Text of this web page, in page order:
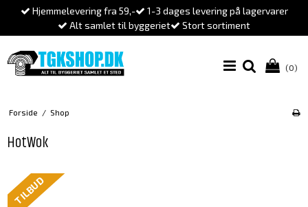
Hjemmelevering fra 59,-
1-3 dages levering på lagervarer
Alt samlet til byggeriet
Stort sortiment
(0)
Forside / Shop
HotWok
TILBUD